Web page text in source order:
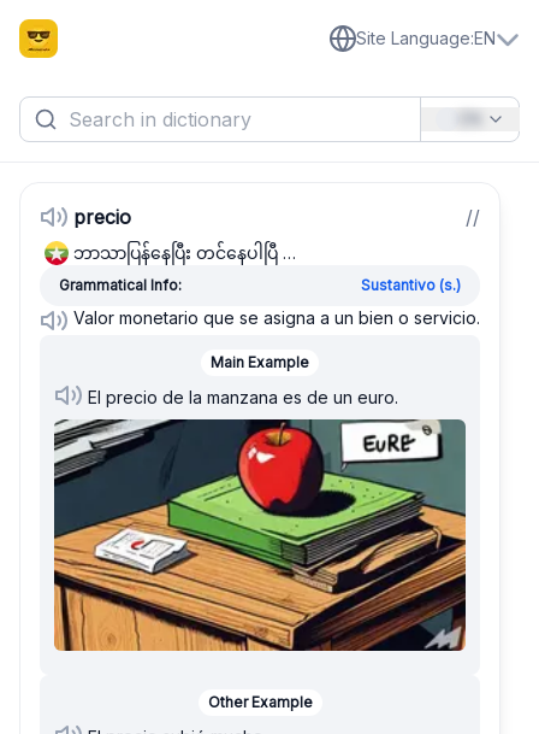
Site Language:EN
precio //
ဘာသာပြန်နေပြီး တင်နေပါပြီ …
Grammatical Info: Sustantivo (s.)
Valor monetario que se asigna a un bien o servicio.
Main Example
El precio de la manzana es de un euro.
Other Example